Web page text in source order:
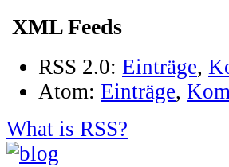
XML Feeds
RSS 2.0: Einträge,
Atom: Einträge,
What is RSS?